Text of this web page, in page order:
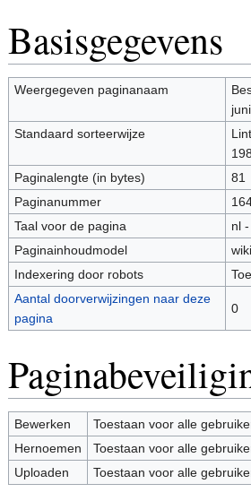
Basisgegevens
Weergegeven paginanaam
Standaard sorteerwijze
Paginalengte (in bytes)
81
Paginanummer
Taal voor de pagina
nl
Paginainhoudmodel
Indexering door robots
Aantal doorverwijzingen naar deze
pagina
0
Bewerken
Toestaan voor alle
Hernoemen
Toestaan voor alle
Uploaden
Toestaan voor alle